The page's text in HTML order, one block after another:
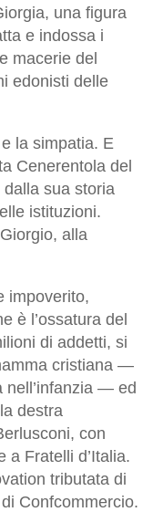
una figura
e indossa i
macerie del
edonisti delle
la simpatia. E
Cenerentola del
sua storia
istituzioni.
alla
impoverito,
è l’ossatura del
di addetti, si
cristiana —
nell’infanzia — ed
destra
con
a Fratelli d’Italia.
tributata di
Confcommercio.